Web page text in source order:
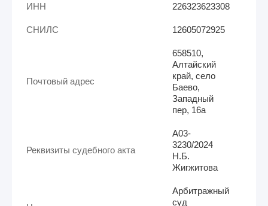
ИНН 226323623308
СНИЛС 12605072925
Почтовый адрес
658510,
Алтайский
край, село
Баево,
Западный
пер, 16а
Реквизиты судебного акта
А03-
3230/2024
Н.Б.
Жигжитова
Арбитражный
суд